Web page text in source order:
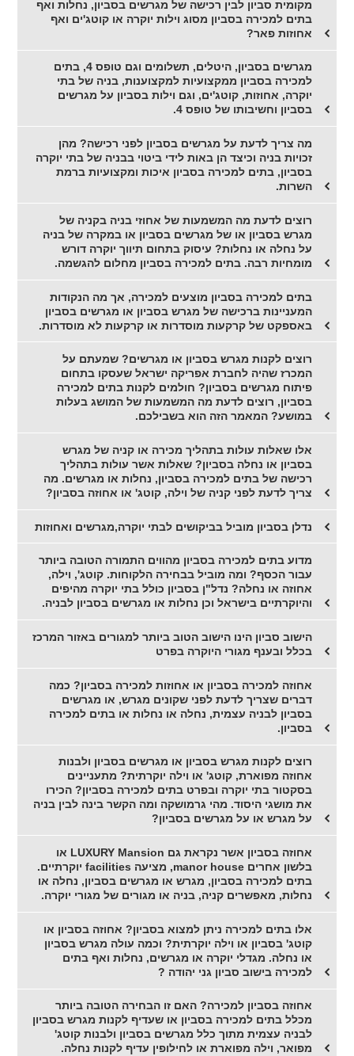
מקומית סביון לבין רכישה של מגרשים בסביון, נחלות ואף
בתים למכירה בסביון מסוג וילות יוקרה או קוטג'ים ואף
אחוזות פאר?
מגרשים בסביון, היטלים, תשלומים וגם טופס 4, בתים
למכירה בסביון ממקצועיות למקצוענות, בניה של בתי
יוקרה, אחוזות, קוטג'ים, וגם וילות בסביון על מגרשים
בסביון וחשיבותו של טופס 4.
מה צריך לדעת על מגרשים בסביון לפני רכישה? מהן
זכויות בניה וכיצד הן באות לידי ביטוי בבניה של בתי יוקרה
בסביון, בתים למכירה בסביון איכות ומקצועיות ברמת
השרות.
רוצים לדעת מה המשמעות של אחוזי בניה בקניה של
מגרש בסביון או של מגרשים בסביון או במקרה של בניה
על נחלה או נחלות? עיסוק בתחום תיווך יוקרה דורש
מומחיות רבה. בתים למכירה בסביון מחלום להגשמה.
בתים למכירה בסביון מוצעים למכירה, אך מה הנקודות
המעניינות ברכישה של מגרש בסביון או מגרשים בסביון
באספקט של קרקעות מוסדרות או קרקעות לא מוסדרות.
רוצים לקנות מגרש בסביון או מגרשים? שמעתם על
המכרז שהיה לחברת אפריקה ישראל שעסקו בתחום
פיתוח מגרשים בסביון? חולמים לקנות בתים למכירה
בסביון, רוצים לדעת מה המשמעות של המושג בעלות
במושע? המאמר הזה הוא בשבילכם.
אלו שאלות עולות בתהליך מכירה או קניה של מגרש
בסביון או נחלה בסביון? שאלות אשר עולות בתהליך
רכישה של בתים למכירה בסביון, נחלות או מגרשים. מה
צריך לדעת לפני קניה של וילה, קוטג' או אחוזה בסביון?
נדלן בסביון מוביל בביקושים לבתי יוקרה,מגרשים ואחוזות
מדוע בתים למכירה בסביון מהווים התמורה הטובה ביותר
עבור הכסף? ומה מוביל בבחירה הלקוחות. קוטג', וילה,
אחוזה או נחלה? נדל"ן בסביון כולל בתי יוקרה מהיפים
והיוקרתיים בישראל וכן נחלות או מגרשים בסביון לבניה.
הישוב סביון הינו הישוב הטוב ביותר למגורים באזור המרכז
בכלל ובענף מגורי היוקרה בפרט
אחוזה למכירה בסביון או אחוזות למכירה בסביון? כמה
דברים שצריך לדעת לפני שקונים מגרש, או מגרשים
בסביון לבניה עצמית, נחלה או נחלות או בתים למכירה
בסביון.
רוצים לקנות מגרש בסביון או מגרשים בסביון ולבנות
אחוזה מפוארת, קוטג' או וילה יוקרתית? מתעניינים
בסקטור בתי יוקרה ובפרט בתים למכירה בסביון? הכירו
את מושגי היסוד. מהי גרמושקה ומה הקשר בינה לבין בניה
על מגרש או על מגרשים בסביון?
אחוזה בסביון אשר נקראת גם LUXURY Mansion או
בלשון אחרים manor house, מציעה facilities יוקרתיים.
בתים למכירה בסביון, מגרש או מגרשים בסביון, נחלה או
נחלות, מאפשרים קניה, בניה או מגורים של מגורי יוקרה.
אלו בתים למכירה ניתן למצוא בסביון? אחוזה בסביון או
קוטג' בסביון או וילה יוקרתית? וכמה עולה מגרש בסביון
או נחלה. מגדלי יוקרה או מגרשים, נחלות ואף בתים
למכירה בישוב סביון גני יהודה ?
אחוזה בסביון למכירה? האם זו הבחירה הטובה ביותר
מכלל בתים למכירה בסביון או שעדיף לקנות מגרש בסביון
לבניה עצמית מתוך כלל מגרשים בסביון ולבנות קוטג'
מפואר, וילה מפוארת או לחילופין עדיף לקנות נחלה.